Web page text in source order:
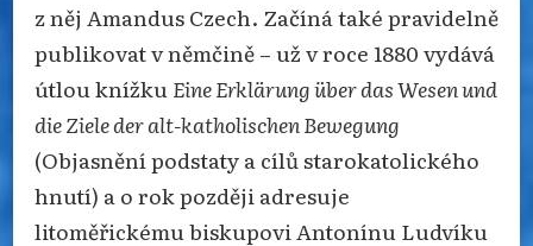
z něj Amandus Czech. Začíná také pravidelně
publikovat v němčině – už v roce 1880 vydává
útlou knížkuEine Erklärung über das Wesen und
die Ziele der alt-katholischen Bewegung
(Objasnění podstaty a cílů starokatolického
hnutí) a o rok později adresuje
litoměřickému biskupovi Antonínu Ludvíku